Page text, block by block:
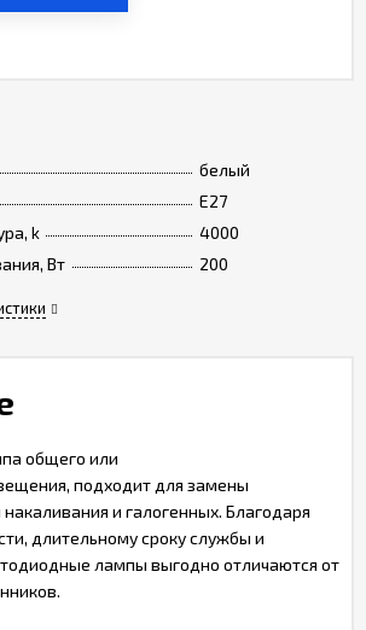
белый
Е27
k
4000
Вт
200
общего или
подходит для замены
и галогенных. Благодаря
длительному сроку службы и
лампы выгодно отличаются от